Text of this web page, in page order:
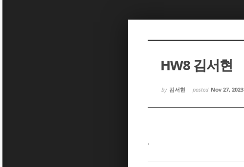
HW8 김서현
by 김서현 posted Nov 27, 2023
.
Sketchbook5, 스케치북5
Sketchbook5, 스케치북5
Sketchbook5, 스케치북5
Sketchbook5, 스케치북5